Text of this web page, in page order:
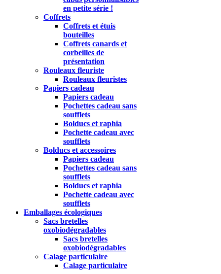
en petite série !
Coffrets
Coffrets et étuis
bouteilles
Coffrets canards et
corbeilles de
présentation
Rouleaux fleuriste
Rouleaux fleuristes
Papiers cadeau
Papiers cadeau
Pochettes cadeau sans
soufflets
Bolducs et raphia
Pochette cadeau avec
soufflets
Bolducs et accessoires
Papiers cadeau
Pochettes cadeau sans
soufflets
Bolducs et raphia
Pochette cadeau avec
soufflets
Emballages écologiques
Sacs bretelles
oxobiodégradables
Sacs bretelles
oxobiodégradables
Calage particulaire
Calage particulaire